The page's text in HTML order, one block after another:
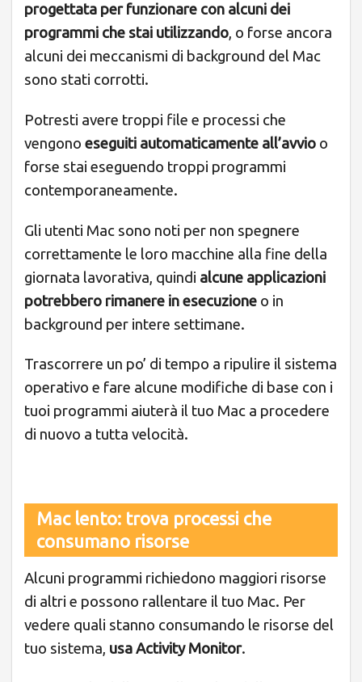
progettata per funzionare con alcuni dei
programmi che stai utilizzando, o forse ancora
alcuni dei meccanismi di background del Mac
sono stati corrotti.
Potresti avere troppi file e processi che
vengono eseguiti automaticamente all’avvio o
forse stai eseguendo troppi programmi
contemporaneamente.
Gli utenti Mac sono noti per non spegnere
correttamente le loro macchine alla fine della
giornata lavorativa, quindi alcune applicazioni
potrebbero rimanere in esecuzione o in
background per intere settimane.
Trascorrere un po’ di tempo a ripulire il sistema
operativo e fare alcune modifiche di base con i
tuoi programmi aiuterà il tuo Mac a procedere
di nuovo a tutta velocità.
Mac lento: trova processi che
consumano risorse
Alcuni programmi richiedono maggiori risorse
di altri e possono rallentare il tuo Mac. Per
vedere quali stanno consumando le risorse del
tuo sistema, usa Activity Monitor.